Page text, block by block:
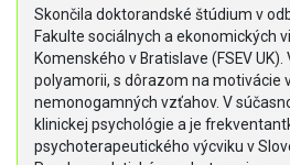
Skončila doktorandské štúdium v
Fakulte sociálnych a ekonomických
Komenského v Bratislave (FSEV
polyamorii, s dôrazom na motivácie
nemonogamných vzťahov. V
klinickej psychológie a je
psychoterapeutického výcviku v